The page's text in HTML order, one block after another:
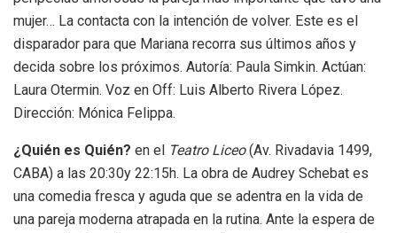
mujer… La contacta con la intención de volver. Este es el
disparador para que Mariana recorra sus últimos años y
decida sobre los próximos. Autoría: Paula Simkin. Actúan:
Laura Otermin. Voz en Off: Luis Alberto Rivera López.
Dirección: Mónica Felippa.
¿Quién es Quién? en el Teatro Liceo(Av. Rivadavia 1499,
CABA) a las 20:30y 22:15h. La obra de Audrey Schebat es
una comedia fresca y aguda que se adentra en la vida de
una pareja moderna atrapada en la rutina. Ante la espera de